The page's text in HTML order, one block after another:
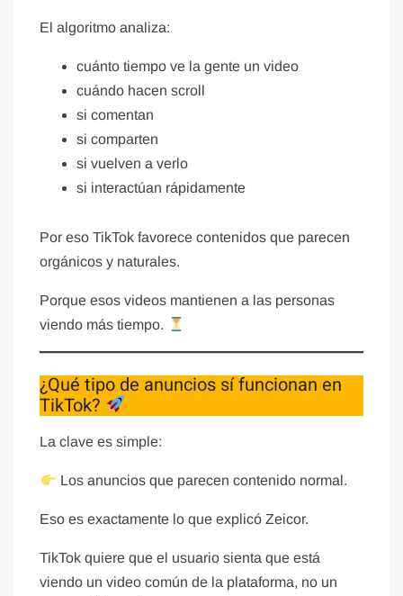
El algoritmo analiza:
cuánto tiempo ve la gente un video
cuándo hacen scroll
si comentan
si comparten
si vuelven a verlo
si interactúan rápidamente
Por eso TikTok favorece contenidos que parecen
orgánicos y naturales.
Porque esos videos mantienen a las personas
viendo más tiempo.
¿Qué tipo de anuncios sí funcionan en
TikTok?
La clave es simple:
Los anuncios que parecen contenido normal.
Eso es exactamente lo que explicó Zeicor.
TikTok quiere que el usuario sienta que está
viendo un video común de la plataforma, no un